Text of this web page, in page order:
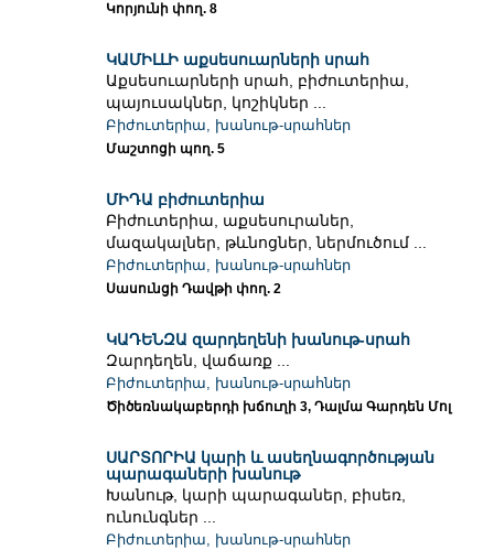
Կորյունի փող. 8
ԿԱՄԻԼԼԻ աքսեսուարների սրահ
Աքսեսուարների սրահ, բիժուտերիա,
պայուսակներ, կոշիկներ ...
Բիժուտերիա, խանութ-սրահներ
Մաշտոցի պող. 5
ՄԻԴԱ բիժուտերիա
Բիժուտերիա, աքսեսուրաներ,
մազակալներ, թևնոցներ, ներմուծում ...
Բիժուտերիա, խանութ-սրահներ
Սասունցի Դավթի փող. 2
ԿԱԴԵՆԶԱ զարդեղենի խանութ-սրահ
Զարդեղեն, վաճառք ...
Բիժուտերիա, խանութ-սրահներ
Ծիծեռնակաբերդի խճուղի 3, Դալմա Գարդեն Մոլ
ՍԱՐՏՈՐԻԱ կարի և ասեղնագործության
պարագաների խանութ
Խանութ, կարի պարագաներ, բիսեռ,
ունունգներ ...
Բիժուտերիա, խանութ-սրահներ